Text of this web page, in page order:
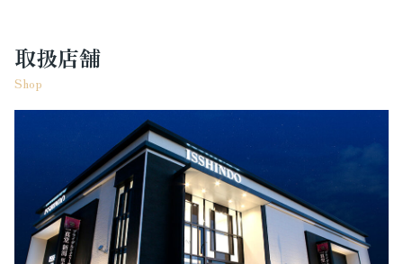
取扱店舗
Shop